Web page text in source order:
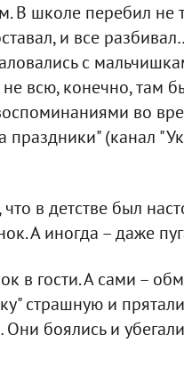
школе перебил не
и все
с
всю, конечно, там
во
(канал
в детстве был
А иногда – даже
в гости. А сами –
страшную и
боялись и